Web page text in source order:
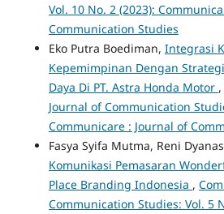
Vol. 10 No. 2 (2023):
Communication Studies
Eko Putra Boediman, Integrasi
Kepemimpinan Dengan
Daya Di PT. Astra Honda Motor ,
Journal of Communication
Communicare : Journal of
Fasya Syifa Mutma, Reni
Komunikasi Pemasaran
Place Branding Indonesia ,
Communication Studies: Vol. 5